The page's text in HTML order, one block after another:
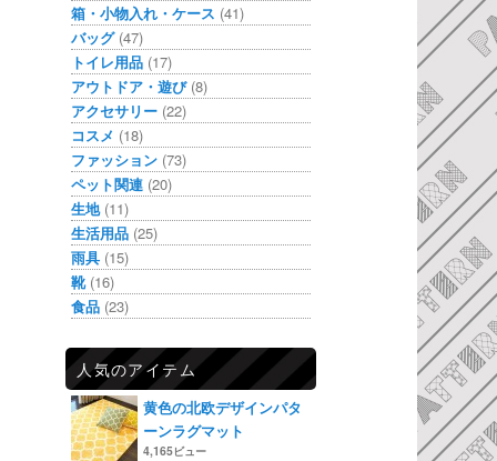
箱・小物入れ・ケース (41)
バッグ(47)
トイレ用品 (17)
アウトドア・遊び(8)
アクセサリー (22)
コスメ (18)
ファッション (73)
ペット関連 (20)
生地(11)
生活用品 (25)
雨具 (15)
靴(16)
食品 (23)
人気のアイテム
黄色の北欧デザインパタ
ーンラグマット
4,165ビュー